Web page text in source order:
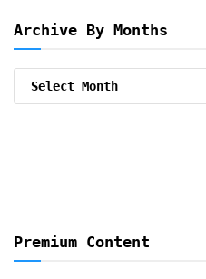
Archive By Months
Premium Content